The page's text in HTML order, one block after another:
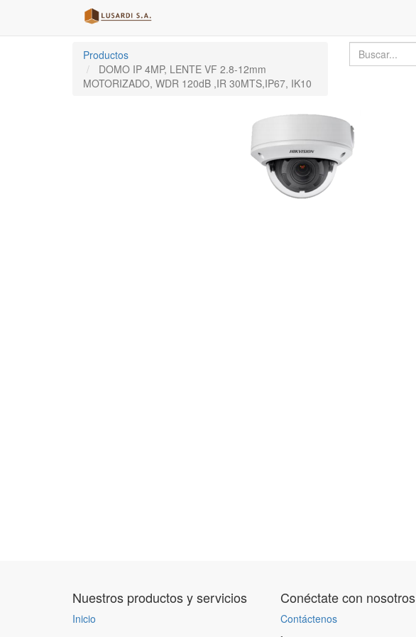
Productos
DOMO IP 4MP, LENTE VF 2.8-12mm
MOTORIZADO, WDR 120dB ,IR 30MTS,IP67, IK10
Nuestros productos y servicios
Inicio
Conéctate con nosotros
Contáctenos